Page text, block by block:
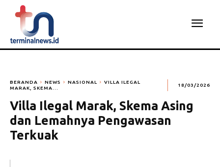
BERANDA NEWS NASIONAL
VILLA ILEGAL
MARAK, SKEMA...
18/03/2026
Villa Ilegal Marak, Skema Asing
dan Lemahnya Pengawasan
Terkuak